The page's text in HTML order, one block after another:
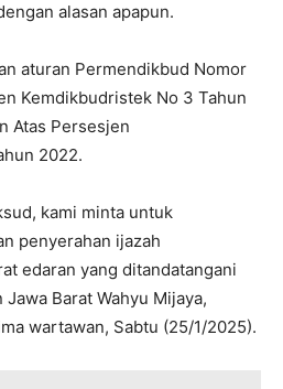
alasan apapun.
aturan Permendikbud Nomor
Kemdikbudristek No 3 Tahun
Atas Persesjen
2022.
kami minta untuk
penyerahan ijazah
edaran yang ditandatangani
Barat Wahyu Mijaya,
wartawan, Sabtu (25/1/2025).